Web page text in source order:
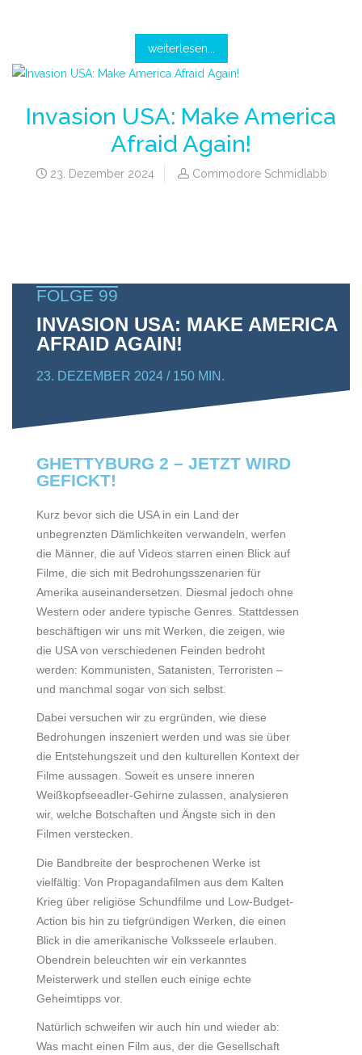
weiterlesen...
Invasion USA: Make America
Afraid Again!
23. Dezember 2024 Commodore Schmidlabb
FOLGE 99
INVASION USA: MAKE AMERICA
AFRAID AGAIN!
23. DEZEMBER 2024 / 150 MIN.
GHETTYBURG 2 – JETZT WIRD
GEFICKT!
Kurz bevor sich die USA in ein Land der
unbegrenzten Dämlichkeiten verwandeln, werfen
die Männer, die auf Videos starren einen Blick auf
Filme, die sich mit Bedrohungsszenarien für
Amerika auseinandersetzen. Diesmal jedoch ohne
Western oder andere typische Genres. Stattdessen
beschäftigen wir uns mit Werken, die zeigen, wie
die USA von verschiedenen Feinden bedroht
werden: Kommunisten, Satanisten, Terroristen –
und manchmal sogar von sich selbst.
Dabei versuchen wir zu ergründen, wie diese
Bedrohungen inszeniert werden und was sie über
die Entstehungszeit und den kulturellen Kontext der
Filme aussagen. Soweit es unsere inneren
Weißkopfseeadler-Gehirne zulassen, analysieren
wir, welche Botschaften und Ängste sich in den
Filmen verstecken.
Die Bandbreite der besprochenen Werke ist
vielfältig: Von Propagandafilmen aus dem Kalten
Krieg über religiöse Schundfilme und Low-Budget-
Action bis hin zu tiefgründigen Werken, die einen
Blick in die amerikanische Volksseele erlauben.
Obendrein beleuchten wir ein verkanntes
Meisterwerk und stellen euch einige echte
Geheimtipps vor.
Natürlich schweifen wir auch hin und wieder ab:
Was macht einen Film aus, der die Gesellschaft